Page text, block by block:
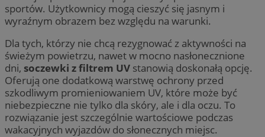
sportów. Użytkownicy mogą cieszyć się jasnym i
wyraźnym obrazem bez względu na warunki.
Dla tych, którzy nie chcą rezygnować z aktywności na
świeżym powietrzu, nawet w mocno nasłonecznione
dni, soczewki z filtrem UV stanowią doskonałą opcję.
Oferują one dodatkową warstwę ochrony przed
szkodliwym promieniowaniem UV, które może być
niebezpieczne nie tylko dla skóry, ale i dla oczu. To
rozwiązanie jest szczególnie wartościowe podczas
wakacyjnych wyjazdów do słonecznych miejsc.